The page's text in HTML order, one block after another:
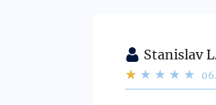
Stanislav